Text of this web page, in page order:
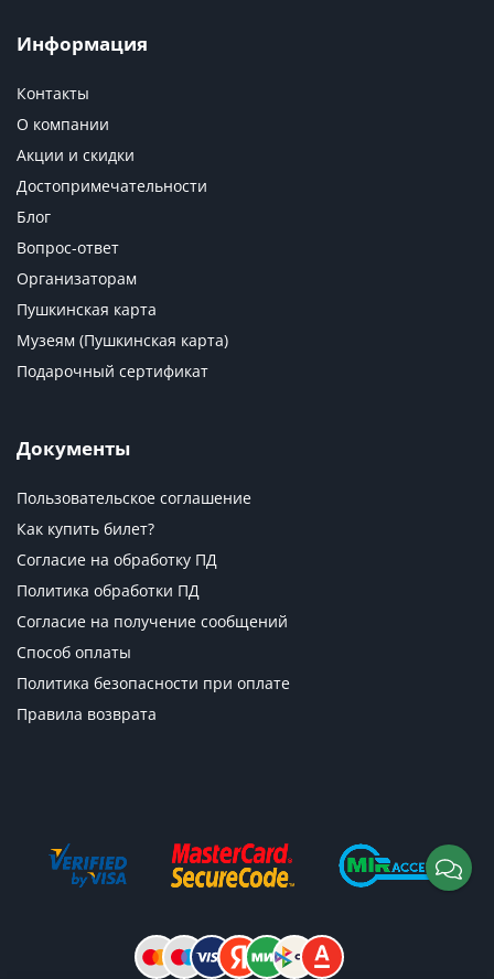
Информация
Контакты
О компании
Акции и скидки
Достопримечательности
Блог
Вопрос-ответ
Организаторам
Пушкинская карта
Музеям (Пушкинская карта)
Подарочный сертификат
Документы
Пользовательское соглашение
Как купить билет?
Согласие на обработку ПД
Политика обработки ПД
Согласие на получение сообщений
Способ оплаты
Политика безопасности при оплате
Правила возврата